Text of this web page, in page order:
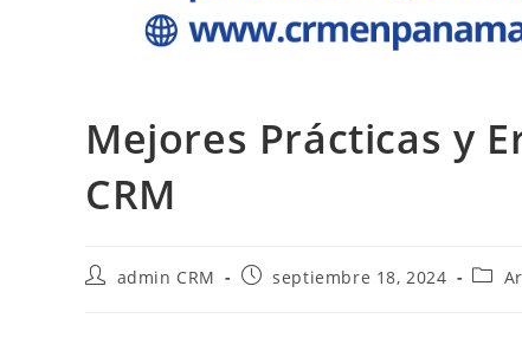
Mejores Prácticas y
CRM
admin CRM septiembre 18, 2024